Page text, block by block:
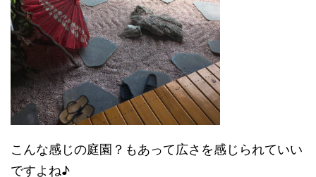
こんな感じの庭園？もあって広さを感じられていい
ですよね♪